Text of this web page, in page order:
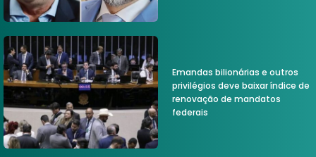
Emandas bilionárias e outros
privilégios deve baixar índice de
renovação de mandatos
federais